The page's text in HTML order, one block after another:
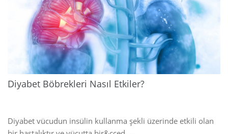
Diyabet Böbrekleri Nasıl Etkiler?
Diyabet vücudun insülin kullanma şekli üzerinde etkili olan